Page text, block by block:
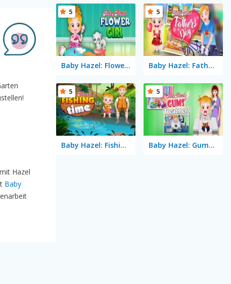
Hazel
Baby
Baby Hazel: Flower Girl
5
Baby Hazel: Fathers Day
5
Baby Hazel: Fishing Time
5
Baby Hazel: Gums Treatment
5